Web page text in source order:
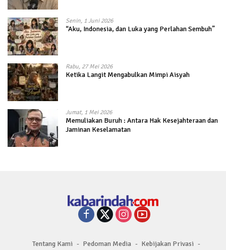
Senin, 1 Juni 2026
“Aku, Indonesia, dan Luka yang Perlahan Sembuh”
Rabu, 27 Mei 2026
Ketika Langit Mengabulkan Mimpi Aisyah
Jumat, 1 Mei 2026
Memuliakan Buruh : Antara Hak Kesejahteraan dan
Jaminan Keselamatan
Tentang Kami Pedoman Media Kebijakan Privasi